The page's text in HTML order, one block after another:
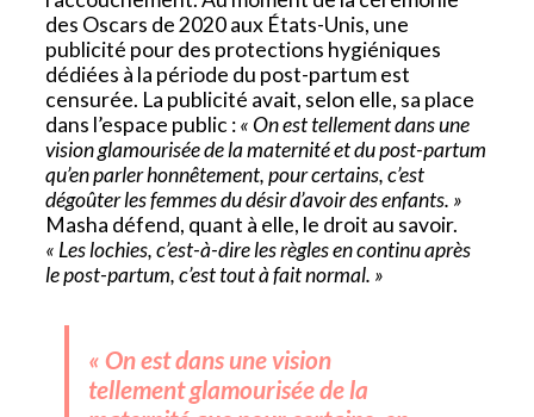
des Oscars de 2020 aux États-Unis, une
publicité pour des protections hygiéniques
dédiées à la période du post-partum est
censurée. La publicité avait, selon elle, sa place
dans l’espace public :« On est tellement dans une
vision glamourisée de la maternité et du post-partum
qu’en parler honnêtement, pour certains, c’est
dégoûter les femmes du désir d’avoir des enfants. »
Masha défend, quant à elle, le droit au savoir.
« Les lochies, c’est-à-dire les règles en continu après
le post-partum, c’est tout à fait normal. »
« On est dans une vision
tellement glamourisée de la